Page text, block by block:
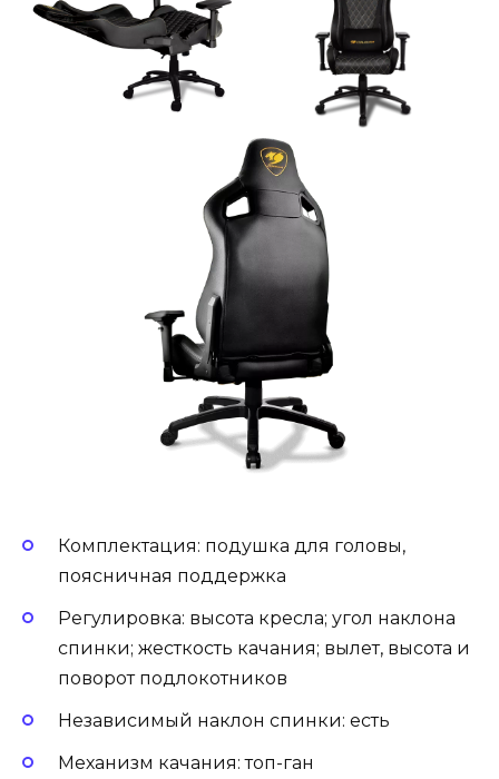
Комплектация: подушка для головы,
поясничная поддержка
Регулировка: высота кресла; угол наклона
спинки; жесткость качания; вылет, высота и
поворот подлокотников
Независимый наклон спинки: есть
Механизм качания: топ-ган